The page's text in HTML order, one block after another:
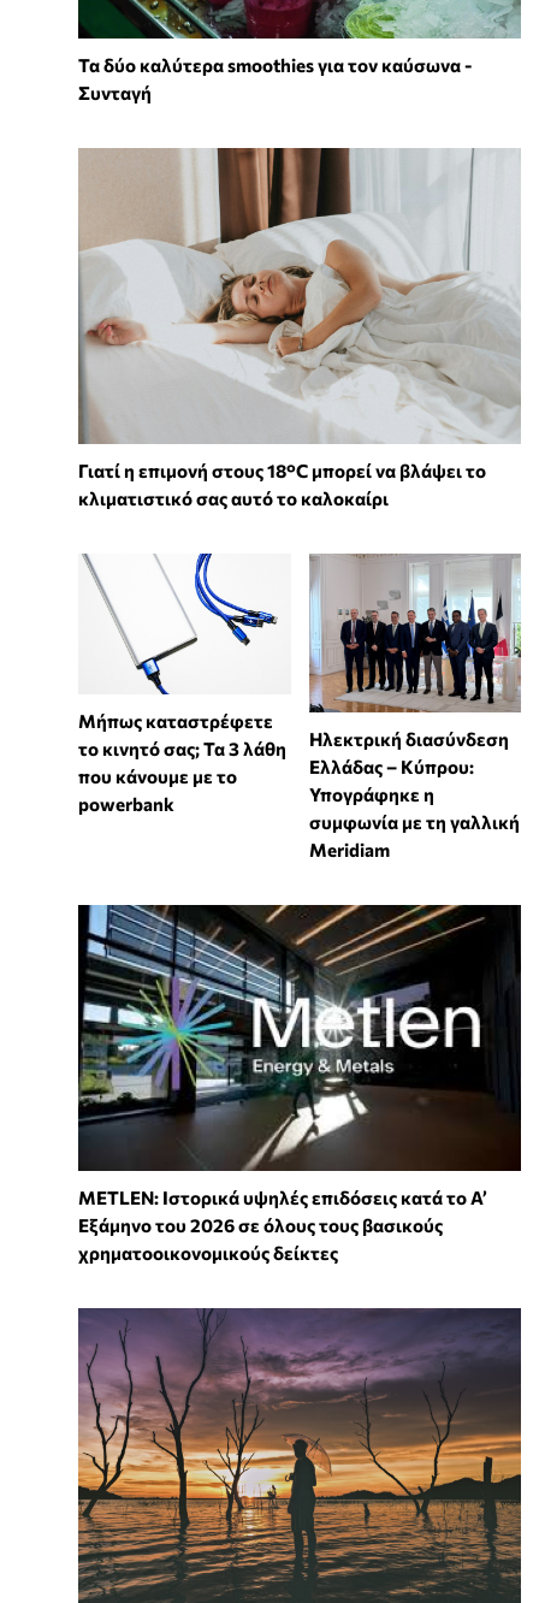
Τα δύο καλύτερα smoothies για τον καύσωνα -
Συνταγή
Γιατί η επιμονή στους 18°C μπορεί να βλάψει το
κλιματιστικό σας αυτό το καλοκαίρι
Μήπως καταστρέφετε
το κινητό σας; Τα 3 λάθη
που κάνουμε με το
powerbank
Ηλεκτρική διασύνδεση
Ελλάδας – Κύπρου:
Υπογράφηκε η
συμφωνία με τη γαλλική
Meridiam
METLEN: Ιστορικά υψηλές επιδόσεις κατά το Α’
Εξάμηνο του 2026 σε όλους τους βασικούς
χρηματοοικονομικούς δείκτες